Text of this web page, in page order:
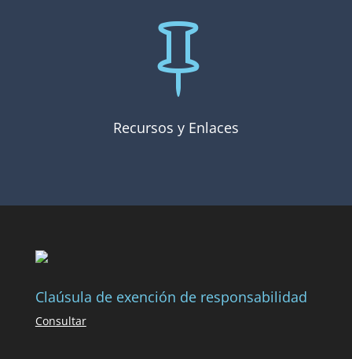

Recursos y Enlaces
Claúsula de exención de responsabilidad
Consultar